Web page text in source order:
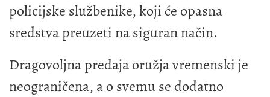
policijske službenike, koji će opasna
sredstva preuzeti na siguran način.
Dragovoljna predaja oružja vremenski je
neograničena, a o svemu se dodatno